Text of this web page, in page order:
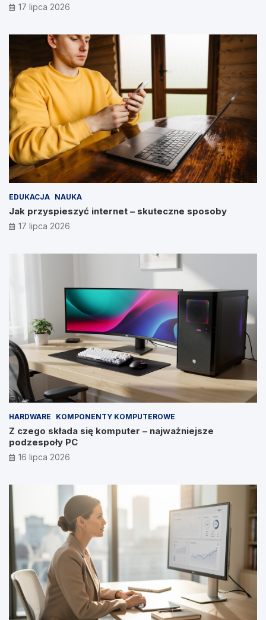
17 lipca 2026
EDUKACJA NAUKA
Jak przyspieszyć internet – skuteczne sposoby
17 lipca 2026
HARDWARE KOMPONENTY KOMPUTEROWE
Z czego składa się komputer – najważniejsze
podzespoły PC
16 lipca 2026